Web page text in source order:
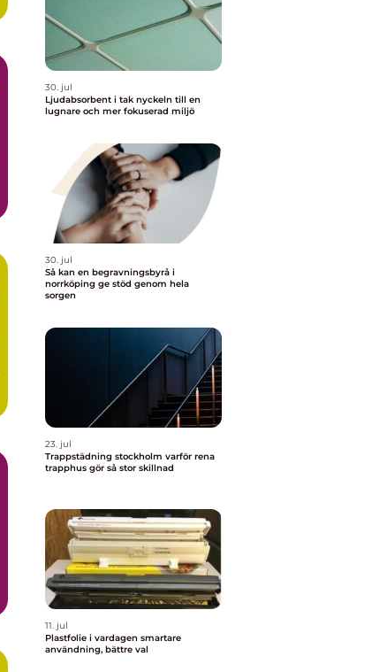
30. jul
Ljudabsorbent i tak nyckeln till en
lugnare och mer fokuserad miljö
30. jul
Så kan en begravningsbyrå i
norrköping ge stöd genom hela
sorgen
23. jul
Trappstädning stockholm varför rena
trapphus gör så stor skillnad
11. jul
Plastfolie i vardagen smartare
användning, bättre val